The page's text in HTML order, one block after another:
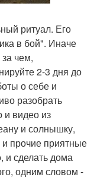
ритуал. Его
в бой". Иначе
чем,
2-3 дня до
о себе и
разобрать
и видео из
и солнышку,
прочие приятные
и сделать дома
одним словом -